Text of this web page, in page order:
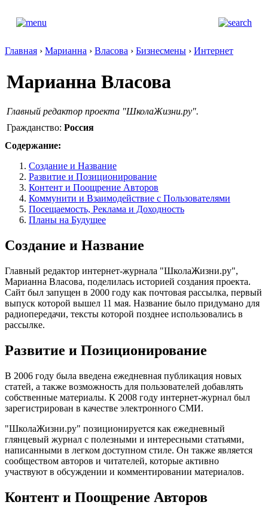
Главная › Марианна › Власова › Бизнесмены › Интернет
Марианна Власова
Главный редактор проекта "ШколаЖизни.ру".
Гражданство: Россия
Содержание:
Создание и Название
Развитие и Позиционирование
Контент и Поощрение Авторов
Коммунити и Взаимодействие с Пользователями
Посещаемость, Реклама и Доходность
Планы на Будущее
Создание и Название
Главный редактор интернет-журнала "ШколаЖизни.ру",
Марианна Власова, поделилась историей создания проекта.
Сайт был запущен в 2000 году как почтовая рассылка, первый
выпуск которой вышел 11 мая. Название было придумано для
радиопередачи, тексты которой позднее использовались в
рассылке.
Развитие и Позиционирование
В 2006 году была введена ежедневная публикация новых
статей, а также возможность для пользователей добавлять
собственные материалы. К 2008 году интернет-журнал был
зарегистрирован в качестве электронного СМИ.
"ШколаЖизни.ру" позиционируется как ежедневный
глянцевый журнал с полезными и интересными статьями,
написанными в легком доступном стиле. Он также является
сообществом авторов и читателей, которые активно
участвуют в обсуждении и комментировании материалов.
Контент и Поощрение Авторов